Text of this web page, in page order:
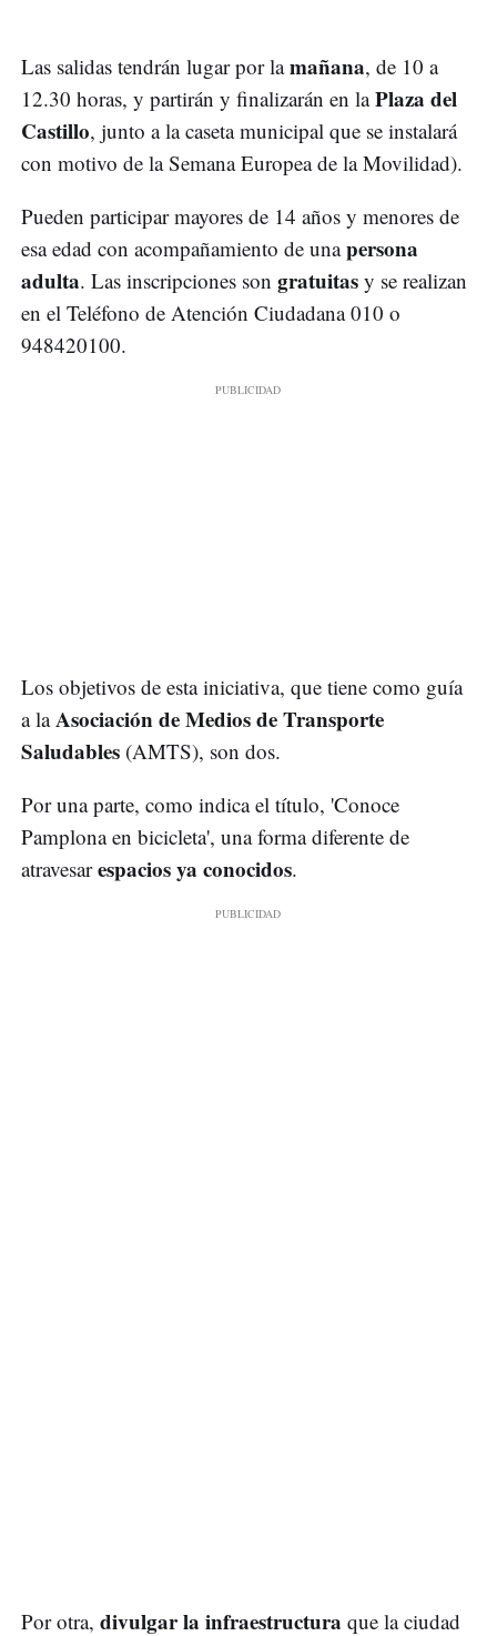
Las salidas tendrán lugar por lamañana, de 10 a
12.30 horas, y partirán y finalizarán en laPlaza del
Castillo, junto a la caseta municipal que se instalará
con motivo de la Semana Europea de la Movilidad).
Pueden participar mayores de 14 años y menores de
esa edad con acompañamiento de unapersona
adulta. Las inscripciones son gratuitas y se realizan
en el Teléfono de Atención Ciudadana 010 o
948420100.
Los objetivos de esta iniciativa, que tiene como guía
a laAsociación de Medios de Transporte
Saludables (AMTS), son dos.
Por una parte, como indica el título, 'Conoce
Pamplona en bicicleta', una forma diferente de
atravesarespacios ya conocidos.
Por otra, divulgar la infraestructura que la ciudad